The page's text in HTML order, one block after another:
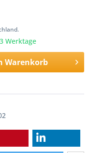
Werktage
Warenkorb